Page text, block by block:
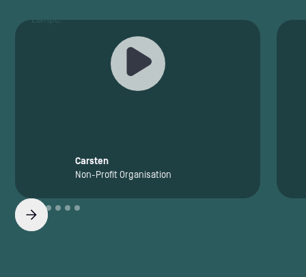
Carsten
Non-Profit Organisation